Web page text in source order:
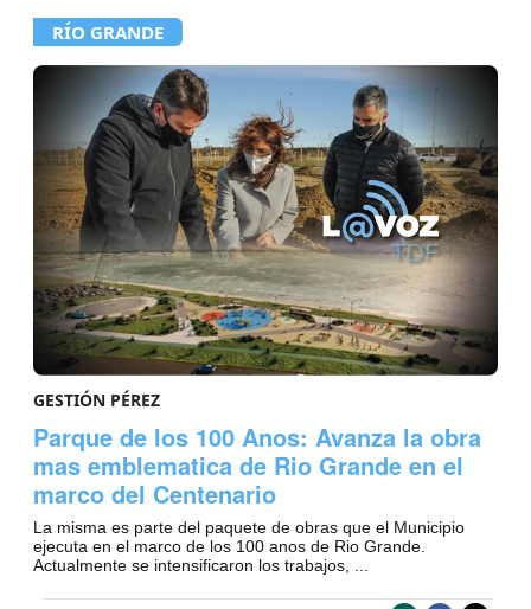
RÍO GRANDE
GESTIÓN PÉREZ
Parque de los 100 Anos: Avanza la obra
mas emblematica de Rio Grande en el
marco del Centenario
La misma es parte del paquete de obras que el Municipio
ejecuta en el marco de los 100 anos de Rio Grande.
Actualmente se intensificaron los trabajos, ...